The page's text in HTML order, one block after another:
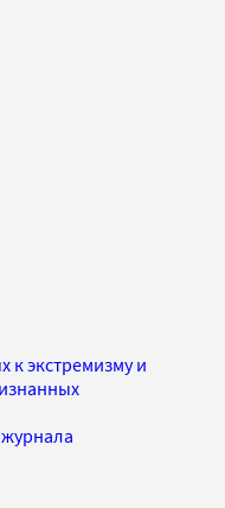
к экстремизму и